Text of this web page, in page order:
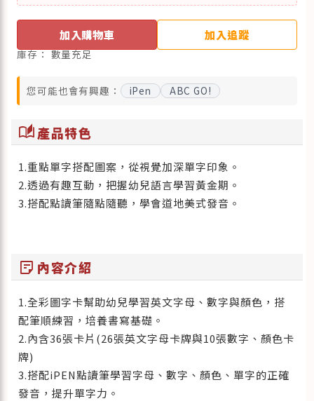
加入購物車 加入追蹤
庫存：數量充足
您可能也會有興趣： iPen ABC GO!
auto_stories產品特色
1.重點單字搭配圖案，從視覺加深單字印象。
2.透過有趣互動，把握幼兒語言學習黃金期。
3.搭配點讀筆隨點隨聽，學會道地美式發音。
sticky_note_2 內容介紹
1.全彩圖字卡幫助幼兒學習英文字母、數字與顏色，搭
配筆順練習，培養書寫基礎。
2.內含36張卡片(26張英文字母卡牌與10張數字、顏色卡
牌)
3.搭配iPEN點讀筆學習字母、數字、顏色、單字的正確
發音，提升單字力。